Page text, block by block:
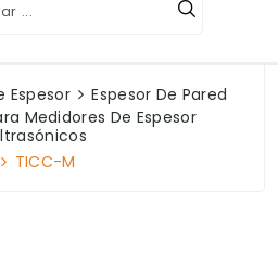
Espesor
Espesor De Pared
Medidores De Espesor
TICC-M